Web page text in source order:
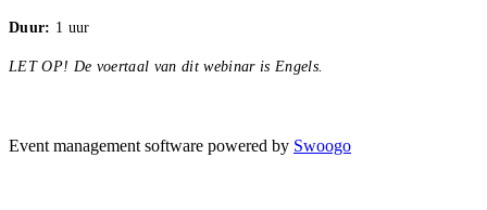
Duur: 1 uur
LET OP! De voertaal van dit webinar is Engels.
Event management software powered by Swoogo